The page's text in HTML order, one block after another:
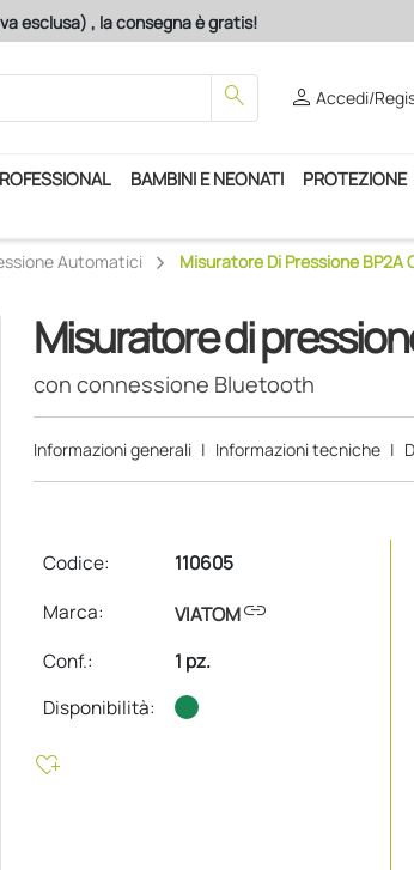
esclusa) , la consegna è gratis!
search personAccedi/
BAMBINI E NEONATI PROTEZIONE
Automatici Misuratore Di Pressione
Misuratore di
con connessione Bluetooth
Informazioni generali | Informazioni tecniche |
Codice:
110605
Marca:
VIATOMlink
Conf.:
1 pz.
Disponibilità:
heart_plus